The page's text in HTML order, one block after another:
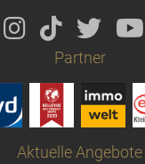
Partner
Aktuelle Angebote